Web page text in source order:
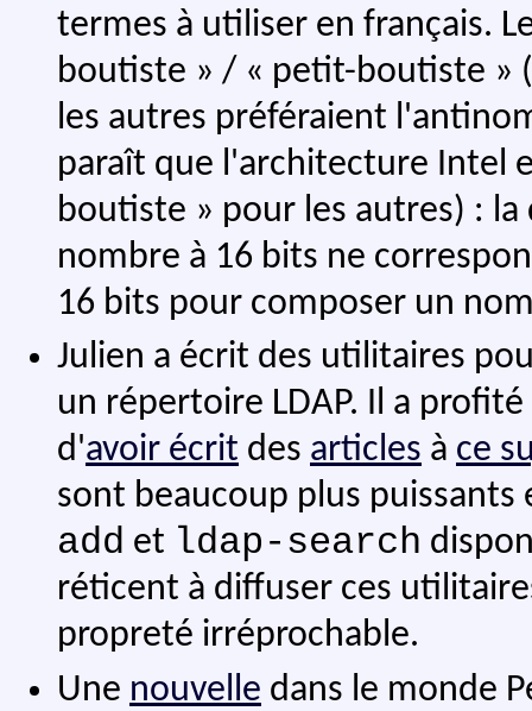
termes à utiliser en français.
boutiste » / « petit-boutiste »
les autres préféraient
paraît que l'architecture Intel
boutiste » pour les autres) :
nombre à 16 bits ne
16 bits pour composer un
Julien a écrit des utilitaires
un répertoire LDAP. Il a
d'avoir écrit des articles à ce
sont beaucoup plus
add et ldap-search
réticent à diffuser ces
propreté irréprochable.
Une nouvelle dans le monde